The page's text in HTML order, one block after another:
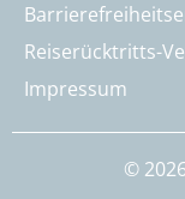
Reiserücktritts-
Impressum
©